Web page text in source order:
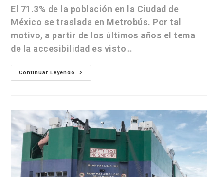
El 71.3% de la población en la Ciudad de
México se traslada en Metrobús. Por tal
motivo, a partir de los últimos años el tema
de la accesibilidad es visto…
Continuar Leyendo